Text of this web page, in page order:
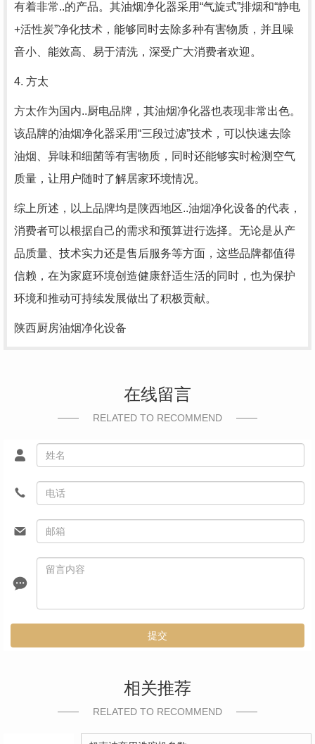
有着非常..的产品。其油烟净化器采用“气旋式”排烟和“静电
+活性炭”净化技术，能够同时去除多种有害物质，并且噪
音小、能效高、易于清洗，深受广大消费者欢迎。
4. 方太
方太作为国内..厨电品牌，其油烟净化器也表现非常出色。
该品牌的油烟净化器采用“三段过滤”技术，可以快速去除
油烟、异味和细菌等有害物质，同时还能够实时检测空气
质量，让用户随时了解居家环境情况。
综上所述，以上品牌均是陕西地区..油烟净化设备的代表，
消费者可以根据自己的需求和预算进行选择。无论是从产
品质量、技术实力还是售后服务等方面，这些品牌都值得
信赖，在为家庭环境创造健康舒适生活的同时，也为保护
环境和推动可持续发展做出了积极贡献。
陕西厨房油烟净化设备
在线留言
RELATED TO RECOMMEND
提交
相关推荐
RELATED TO RECOMMEND